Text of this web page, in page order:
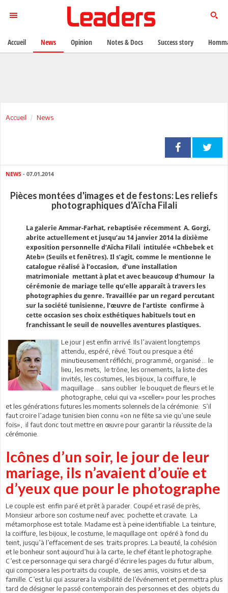
Accueil News
NEWS - 07.01.2014
Pièces montées d'images et de festons: Les reliefs
photographiques d'Aïcha Filali
La galerie Ammar-Farhat, rebaptisée récemment A. Gorgi,
abrite actuellement et jusqu’au 14 janvier 2014 la dixième
exposition personnelle d’Aïcha Filali intitulée «Chbebek et
Ateb» (Seuils et fenêtres). Il s’agit, comme le mentionne le
catalogue réalisé à l’occasion, d’une installation
matrimoniale mettant à plat et avec beaucoup d’humour la
cérémonie de mariage telle qu’elle apparaît à travers les
photographies du genre. Travaillée par un regard percutant
sur la société tunisienne, l’œuvre de l’artiste confirme à
cette occasion ses choix esthétiques habituels tout en
franchissant le seuil de nouvelles aventures plastiques.
Le jour J est enfin arrivé. Ils l’avaient longtemps
attendu, espéré, rêvé. Tout ou presque a été
minutieusement réfléchi, programmé, organisé … le
lieu, les mets, le trône, les ornements, la liste des
invités, les costumes, les bijoux, la coiffure, le
maquillage … sans oublier le bouquet de fleurs et le
photographe, celui qui va «sceller» pour les proches
et les générations futures les moments solennels de la cérémonie. S’il
faut croire l’adage tunisien bien connu «on ne fête sa vie qu’une seule
fois», il faut donc tout mettre en œuvre pour garantir la réussite de la
cérémonie.
Icônes d’un soir, le jour de leur
mariage, ils n’avaient d’ouïe et
d’yeux que pour le photographe
Le couple est enfin paré et prêt à parader. Coupé et rasé de près,
Monsieur arbore son costume neuf avec pochette et cravate. La
métamorphose est totale. Madame est à peine identifiable. La teinture,
la coiffure, les bijoux, le costume, le maquillage ont opéré à fond du
teint, jusqu’à l’effacement de ses traits propres. La beauté, la cohésion
et le bonheur sont aujourd’hui à la carte, le chef étant le photographe.
C’est ce personnage qui sera chargé d’écrire les pages du futur album,
qui composera les portraits du couple, de ses amis, voisins et de sa
famille. C’est lui qui assurera la visibilité de l’événement et permettra plus
tard de désigner le passé contemporain des personnes et des objets du
Accueil News Opinion Notes & Docs Success story